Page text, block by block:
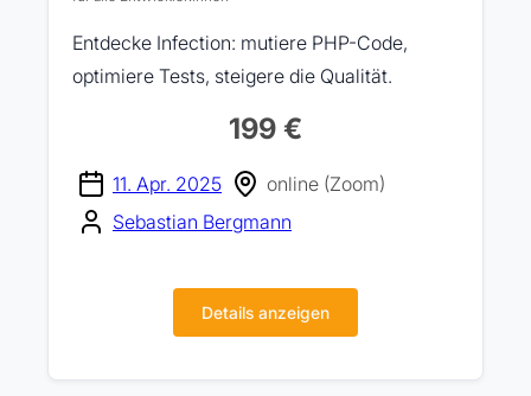
Entdecke Infection: mutiere PHP-Code,
optimiere Tests, steigere die Qualität.
199 €
11. Apr. 2025
online (Zoom)
Sebastian Bergmann
Details anzeigen